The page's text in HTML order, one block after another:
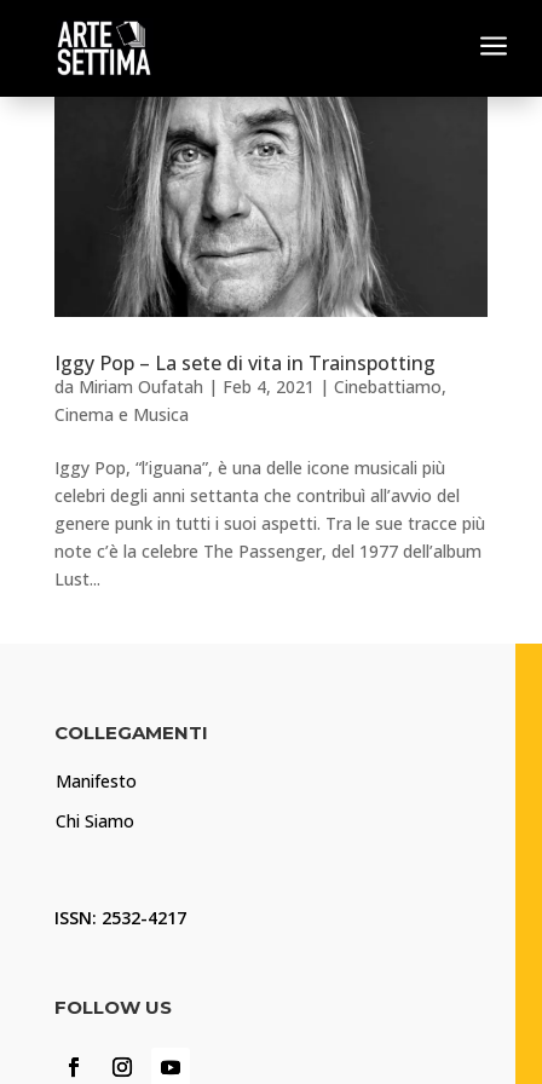
a
Iggy Pop – La sete di vita in Trainspotting
da Miriam Oufatah | Feb 4, 2021 | Cinebattiamo,
Cinema e Musica
Iggy Pop, “l’iguana”, è una delle icone musicali più
celebri degli anni settanta che contribuì all’avvio del
genere punk in tutti i suoi aspetti. Tra le sue tracce più
note c’è la celebre The Passenger, del 1977 dell’album
Lust...
COLLEGAMENTI
Manifesto
Chi Siamo
ISSN: 2532-4217
FOLLOW US